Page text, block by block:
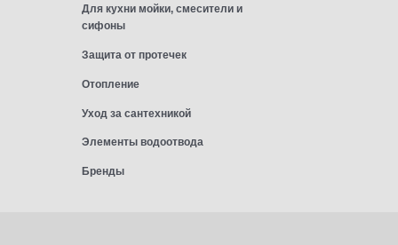
Для кухни мойки, смесители и
сифоны
Защита от протечек
Отопление
Уход за сантехникой
Элементы водоотвода
Бренды